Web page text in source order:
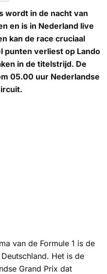
wordt in de nacht van
en is in Nederland live
kan de race cruciaal
punten verliest op Lando
in de titelstrijd. De
05.00 uur Nederlandse
van de Formule 1 is de
Deutschland. Het is de
Grand Prix dat